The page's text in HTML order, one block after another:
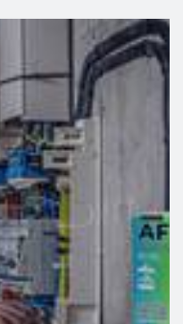
de equipamentos de
sistemas de refrigeração
Este contexto tornou
capaz de
reduzir a
maior eficiência
à realidade do cliente
fases distinta
energéticas
unidade de produção
kWp de potência
inversores de elevada
aumento das